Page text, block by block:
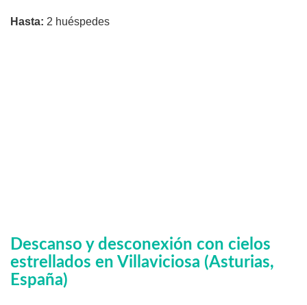
Hasta: 2 huéspedes
Descanso y desconexión con cielos
estrellados en Villaviciosa (Asturias,
España)